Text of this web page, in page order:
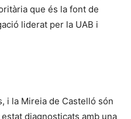
que és la font de
liderat per la UAB i
i la Mireia de Castelló són
diagnosticats amb una